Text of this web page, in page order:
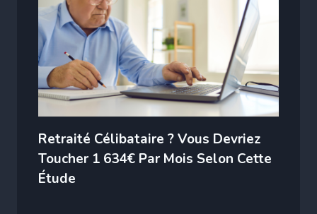
Retraité Célibataire ? Vous Devriez
Toucher 1 634€ Par Mois Selon Cette
Étude